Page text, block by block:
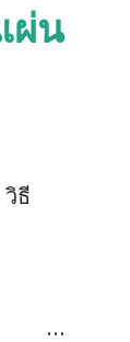
ผ่น
ธี